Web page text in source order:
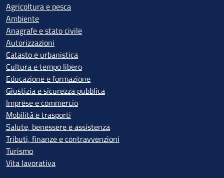
Agricoltura e pesca
Ambiente
Anagrafe e stato civile
Autorizzazioni
Catasto e urbanistica
Cultura e tempo libero
Educazione e formazione
Giustizia e sicurezza pubblica
Imprese e commercio
Mobilità e trasporti
Salute, benessere e assistenza
Tributi, finanze e contravvenzioni
Turismo
Vita lavorativa